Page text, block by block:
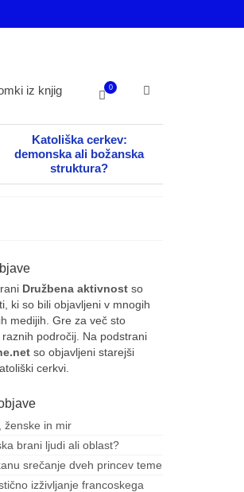
iz knjig 0
Katoliška cerkev:
demonska ali božanska
struktura?
Družbena aktivnost so
ki so bili objavljeni v mnogih
medijih. Gre za več sto
področij. Na podstrani
so objavljeni starejši
cerkvi.
ženske in mir
brani ljudi ali oblast?
srečanje dveh princev teme
izživljanje francoskega